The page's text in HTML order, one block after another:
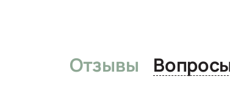
Отзывы